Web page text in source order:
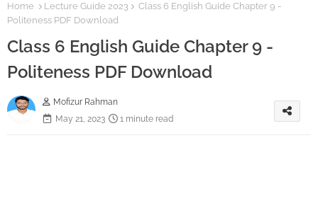
Home Lecture Guide 2023
Class 6 English Guide Chapter 9 -
Politeness PDF Download
Class 6 English Guide Chapter 9 -
Politeness PDF Download
Mofizur Rahman
May 21, 2023
1 minute read